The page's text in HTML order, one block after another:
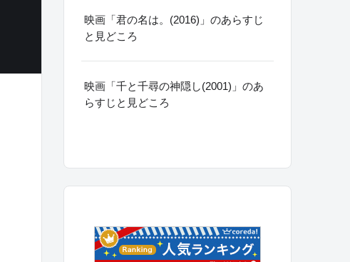
映画「君の名は。(2016)」のあらすじ
と見どころ
映画「千と千尋の神隠し(2001)」のあ
らすじと見どころ